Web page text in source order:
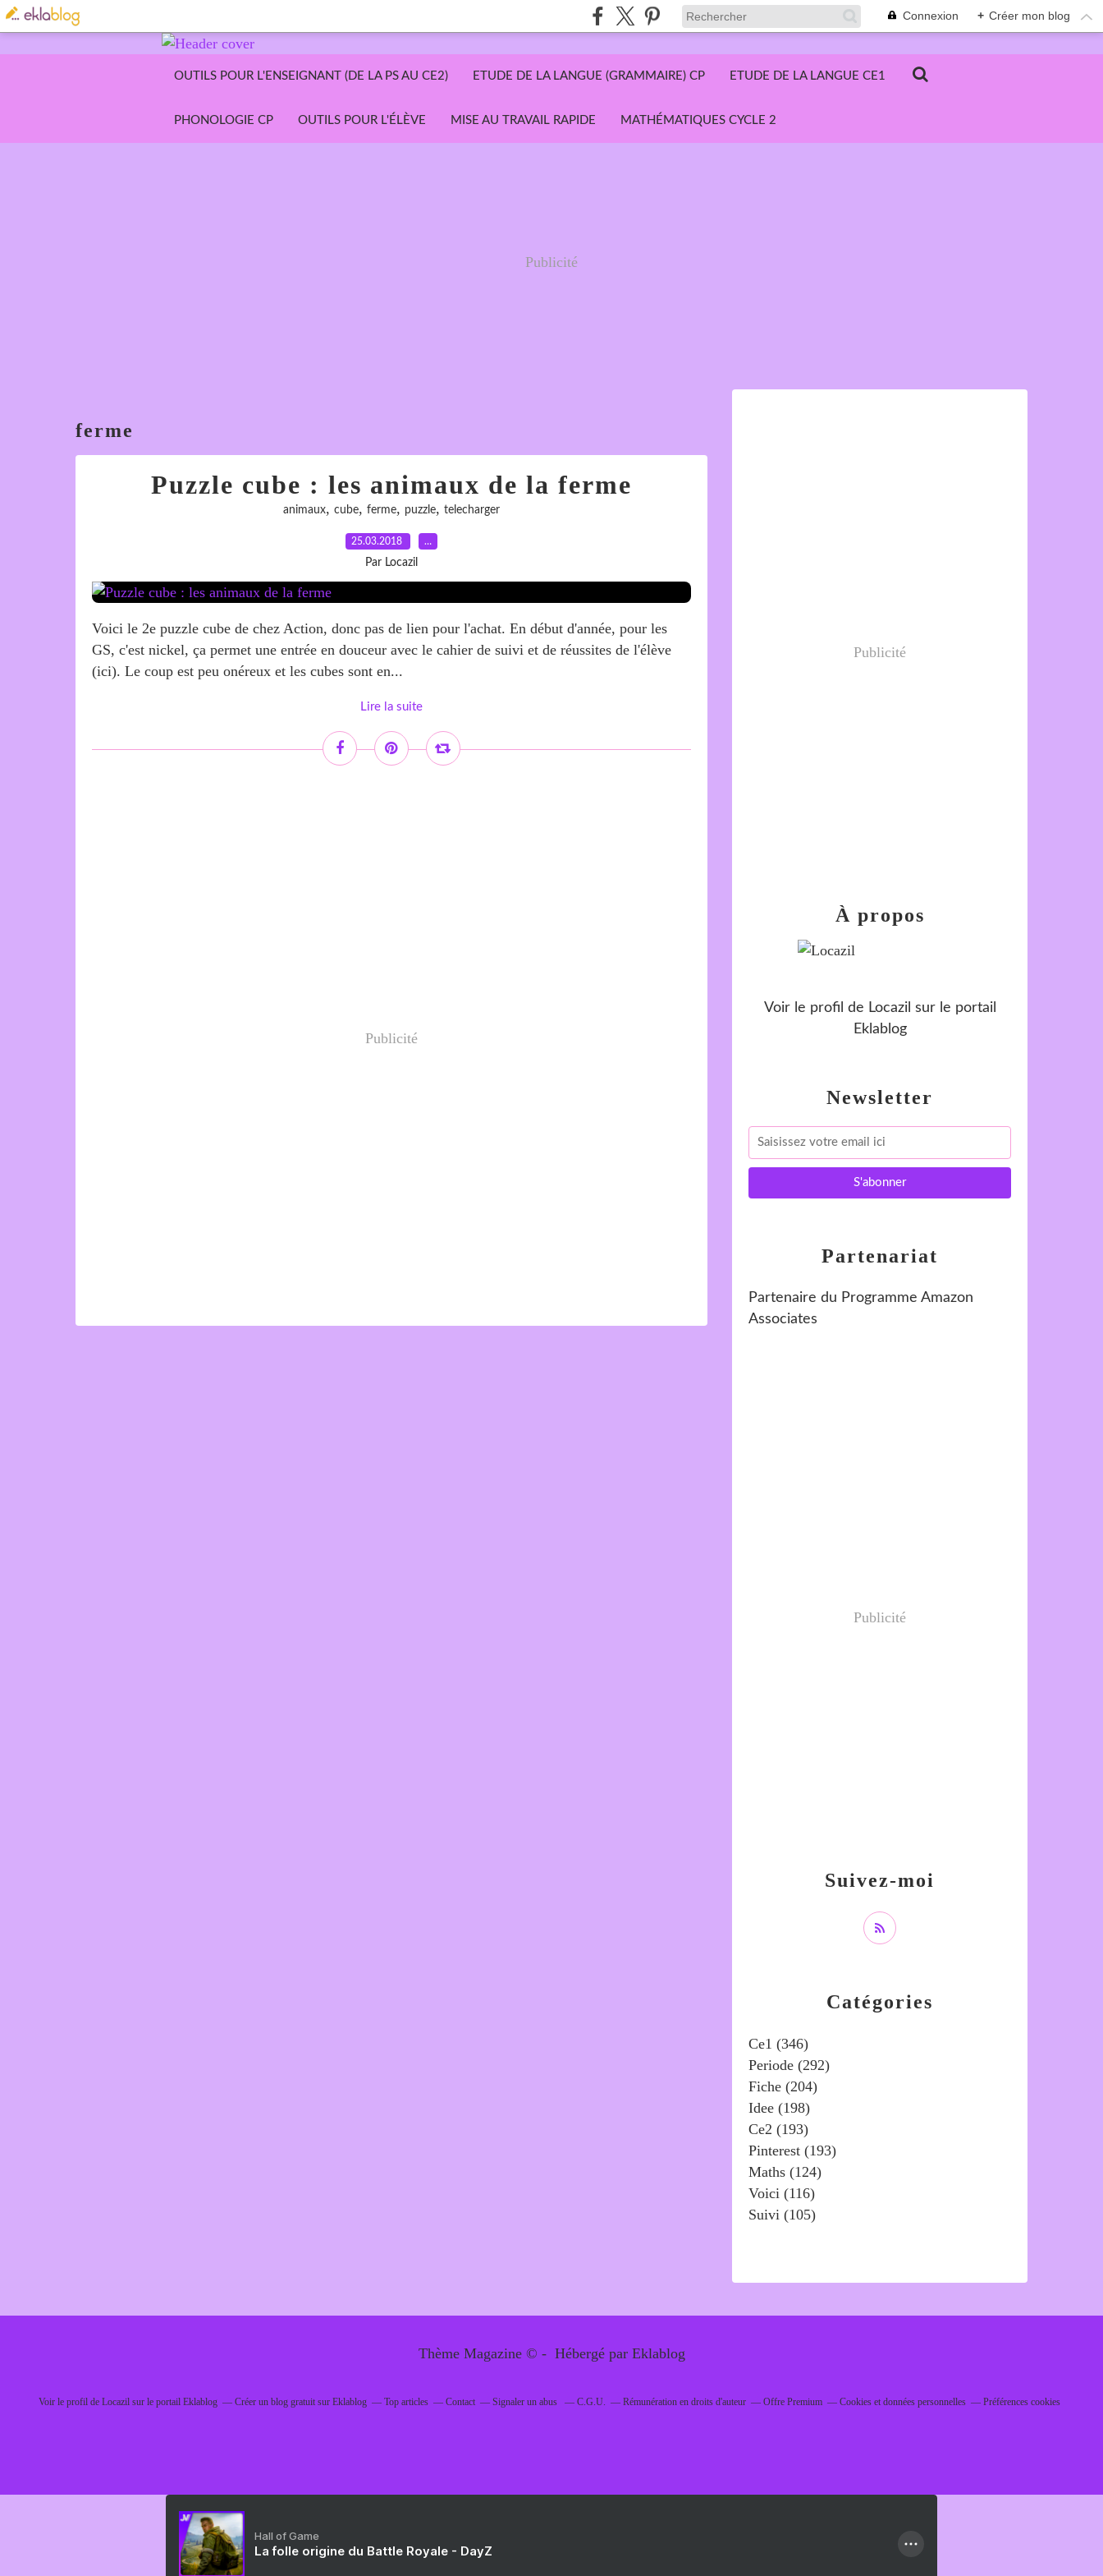
Connexion + Créer mon blog
OUTILS POUR L'ENSEIGNANT (DE LA PS AU CE2) ETUDE DE LA LANGUE (GRAMMAIRE) CP ETUDE DE LA LANGUE CE1
PHONOLOGIE CP OUTILS POUR L'ÉLÈVE MISE AU TRAVAIL RAPIDE MATHÉMATIQUES CYCLE 2
Publicité
ferme
Puzzle cube : les animaux de la ferme
animaux, cube, ferme, puzzle, telecharger
25.03.2018 …
Par Locazil
Voici le 2e puzzle cube de chez Action, donc pas de lien pour l'achat. En début d'année, pour les
GS, c'est nickel, ça permet une entrée en douceur avec le cahier de suivi et de réussites de l'élève
(ici). Le coup est peu onéreux et les cubes sont en...
Lire la suite
Publicité
Newsletter
Publicité
Catégories
Ce1 (346)
Periode (292)
Fiche (204)
Idee (198)
Ce2 (193)
Pinterest (193)
Maths (124)
Voici (116)
Suivi (105)
Suivez-moi
À propos
Voir le profil de Locazil sur le portail
Eklablog
Partenariat
Partenaire du Programme Amazon
Associates
Publicité
Thème Magazine © - Hébergé par Eklablog
Voir le profil de Locazilsur le portail Eklablog Créer un blog gratuit sur Eklablog Top articles Contact Signaler un abus C.G.U. Rémunération en droits d'auteur Offre Premium Cookies et données personnelles Préférences cookies
Hall of Game
La folle origine du Battle Royale - DayZ